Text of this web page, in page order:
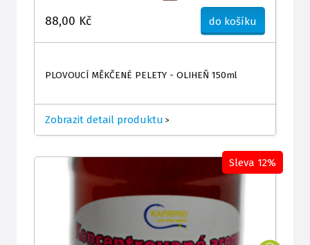
88,00 Kč do košíku
PLOVOUCÍ MĚKČENÉ PELETY - OLIHEŇ 150ml
Zobrazit detail produktu >
Sleva 12%